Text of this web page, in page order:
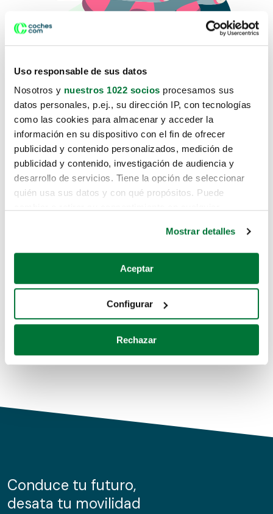
Uso responsable de sus datos
Nosotros y nuestros 1022 socios procesamos sus
datos personales, p.ej., su dirección IP, con tecnologías
como las cookies para almacenar y acceder la
información en su dispositivo con el fin de ofrecer
publicidad y contenido personalizados, medición de
publicidad y contenido, investigación de audiencia y
desarrollo de servicios. Tiene la opción de seleccionar
quién usa sus datos y con qué propósitos. Puede
Si lo permite, también quisiéramos:
Recopilar información sobre su ubicación geográfica
Identificar su dispositivo analizándolo activamente
para buscar características específicas (huellas
Obtenga más información sobre cómo se procesan sus
de cookies.
información sobre el uso que haga del sitio web con
nuestros partners de redes sociales, publicidad y análisis
Mostrar detalles
Aceptar
Configurar
Rechazar
Lo sentimos, no sabemos como
te hemos traido hasta aquí.
Pero puedes encontrar el coche que estás
buscando en alguno de estos enlaces:
Coches de segunda mano
Coches de km0
Conduce tu futuro,
desata tu movilidad